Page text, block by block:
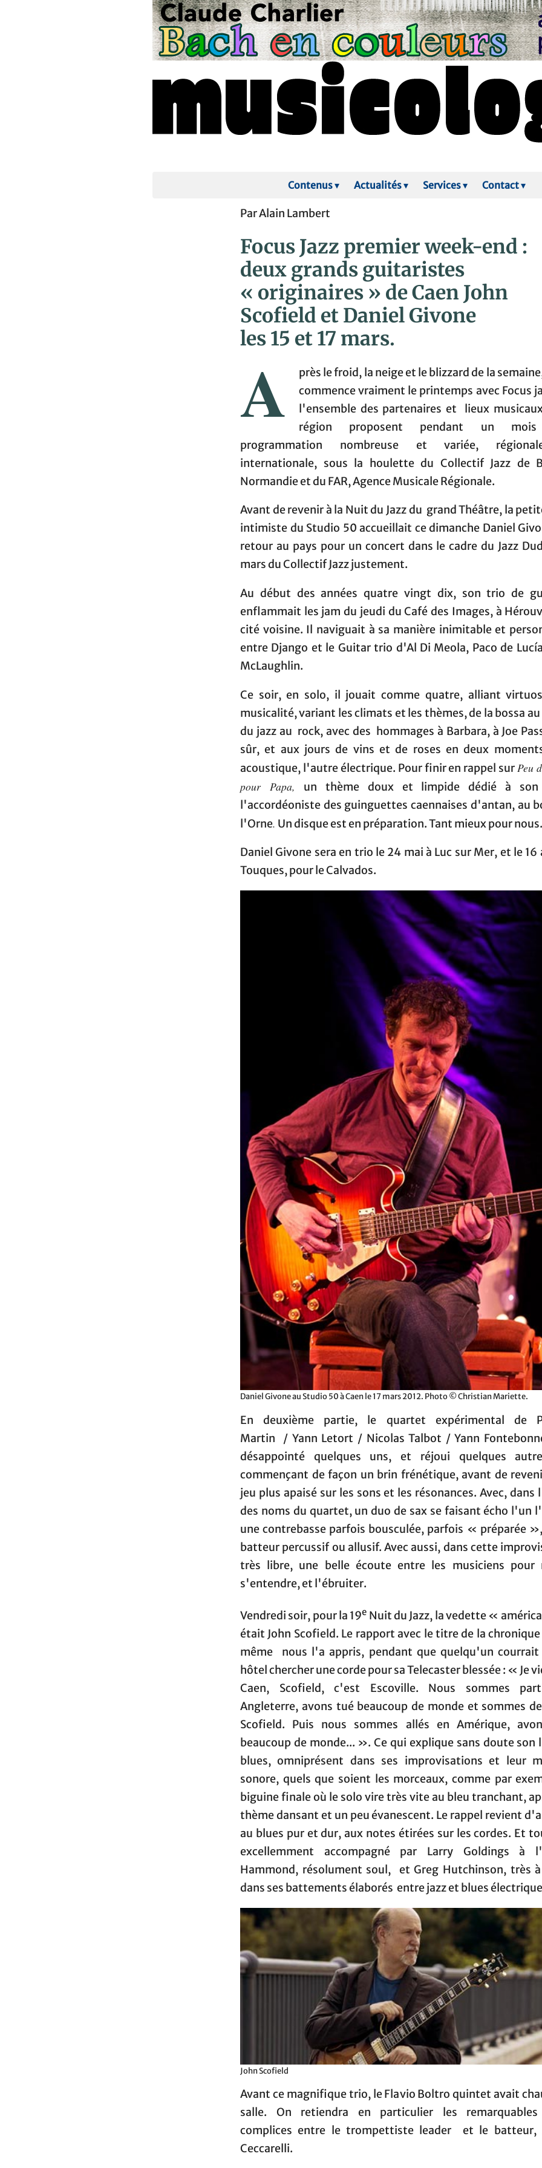
Contenus▾ Actualités▾ Services▾ Contact▾
Par Alain Lambert
Focus Jazz premier week-end :
deux grands guitaristes
« originaires » de Caen John
Scofield et Daniel Givone
les 15 et 17 mars.
A
près le froid, la neige et le blizzard de la
commence vraiment le printemps avec Focus
l'ensemble des partenaires et lieux
région proposent pendant un
programmation nombreuse et variée,
internationale, sous la houlette du Collectif Jazz de
Normandie et du FAR, Agence Musicale Régionale.
Avant de revenir à la Nuit du Jazz du grand Théâtre, la
intimiste du Studio 50 accueillait ce dimanche Daniel
retour au pays pour un concert dans le cadre du Jazz
mars du Collectif Jazz justement.
Au début des années quatre vingt dix, son trio de
enflammait les jam du jeudi du Café des Images, à
cité voisine. Il naviguait à sa manière inimitable et
entre Django et le Guitar trio d'Al Di Meola, Paco de
McLaughlin.
Ce soir, en solo, il jouait comme quatre, alliant
musicalité, variant les climats et les thèmes, de la bossa
du jazz au rock, avec des hommages à Barbara, à Joe
sûr, et aux jours de vins et de roses en deux
acoustique, l'autre électrique. Pour finir en rappel surPeu
pour Papa, un thème doux et limpide dédié à son
l'accordéoniste des guinguettes caennaises d'antan, au
l'Orne. Un disque est en préparation. Tant mieux pour nous.
Daniel Givone sera en trio le 24 mai à Luc sur Mer, et le 16
Touques, pour le Calvados.
Daniel Givone au Studio 50 à Caen le 17 mars 2012. Photo © Christian Mariette.
En deuxième partie, le quartet expérimental de
Martin / Yann Letort / Nicolas Talbot / Yann
désappointé quelques uns, et réjoui quelques
commençant de façon un brin frénétique, avant de
jeu plus apaisé sur les sons et les résonances. Avec, dans
des noms du quartet, un duo de sax se faisant écho l'un
une contrebasse parfois bousculée, parfois « préparée
batteur percussif ou allusif. Avec aussi, dans cette
très libre, une belle écoute entre les musiciens pour
s'entendre, et l'ébruiter.
Vendredi soir, pour la 19e Nuit du Jazz, la vedette «
était John Scofield. Le rapport avec le titre de la
même nous l'a appris, pendant que quelqu'un courrait
hôtel chercher une corde pour sa Telecaster blessée : « Je
Caen, Scofield, c'est Escoville. Nous sommes
Angleterre, avons tué beaucoup de monde et sommes
Scofield. Puis nous sommes allés en Amérique,
beaucoup de monde... ». Ce qui explique sans doute son
blues, omniprésent dans ses improvisations et leur
sonore, quels que soient les morceaux, comme par
biguine finale où le solo vire très vite au bleu tranchant,
thème dansant et un peu évanescent. Le rappel revient
au blues pur et dur, aux notes étirées sur les cordes. Et
excellemment accompagné par Larry Goldings à
Hammond, résolument soul, et Greg Hutchinson, très
dans ses battements élaborés entre jazz et blues
John Scofield
Avant ce magnifique trio, le Flavio Boltro quintet avait
salle. On retiendra en particulier les
complices entre le trompettiste leader et le batteur,
Ceccarelli.